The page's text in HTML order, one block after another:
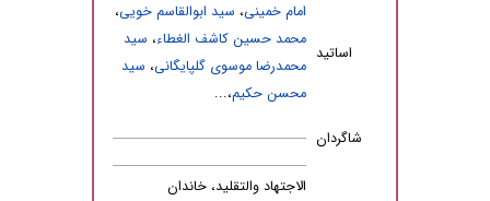
اساتید
امام خمینی، سید ابوالقاسم خویی،
محمد حسین کاشف الغطاء، سید
محمدرضا موسوی گلپایگانی، سید
محسن حکیم،...
شاگردان
الاجتهاد والتقلید، خاندان